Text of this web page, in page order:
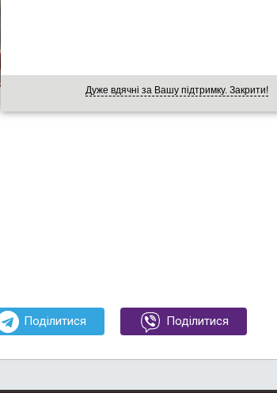
Дуже вдячні за Вашу підтримку. Закрити!
Поділитися Поділитися